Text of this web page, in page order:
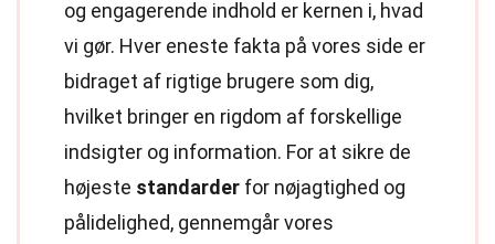
og engagerende indhold er kernen i, hvad
vi gør. Hver eneste fakta på vores side er
bidraget af rigtige brugere som dig,
hvilket bringer en rigdom af forskellige
indsigter og information. For at sikre de
højeste standarder for nøjagtighed og
pålidelighed, gennemgår vores